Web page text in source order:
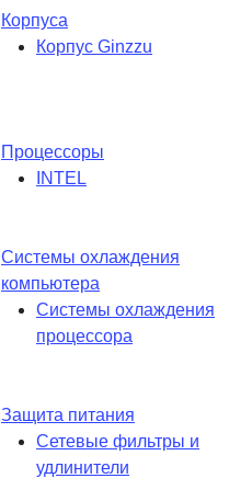
Корпуса
Корпус Ginzzu
Процессоры
INTEL
Системы охлаждения
компьютера
Системы охлаждения
процессора
Защита питания
Сетевые фильтры и
удлинители